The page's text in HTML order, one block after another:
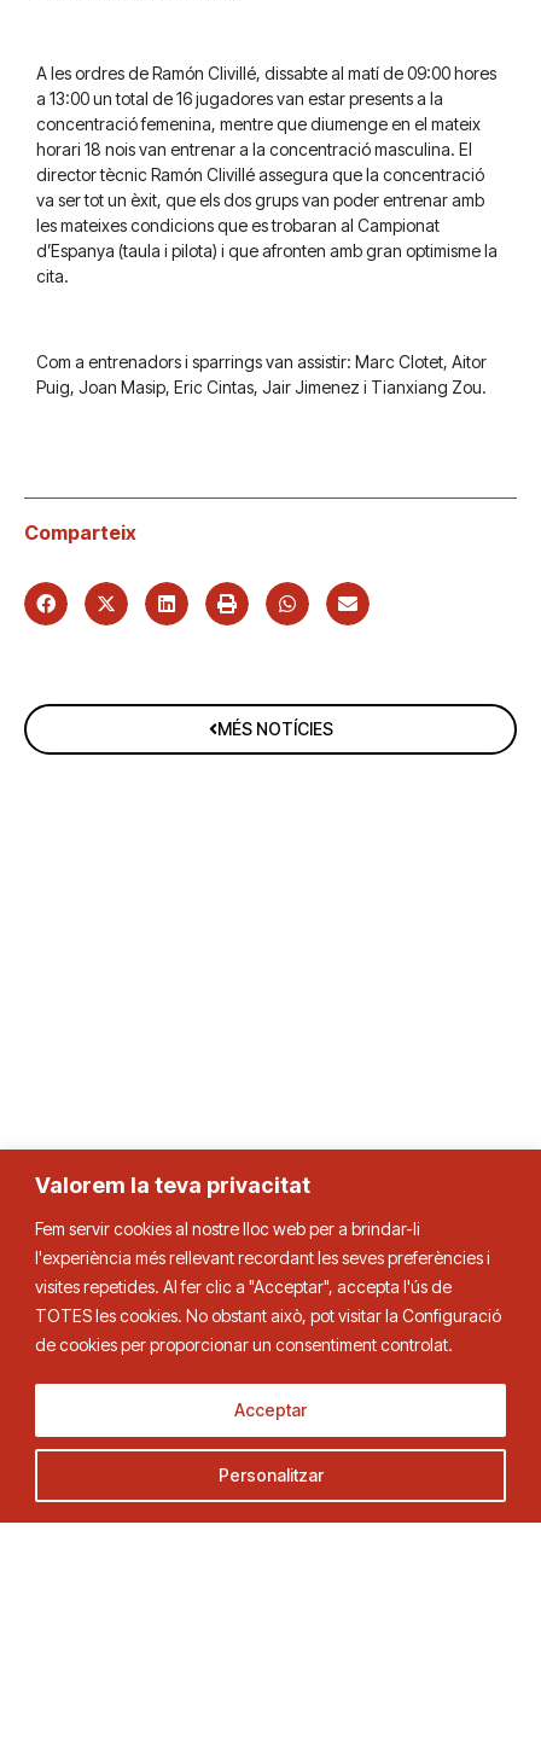
Valorem la teva privacitat
Fem servir cookies al nostre lloc web per a brindar-li
l'experiència més rellevant recordant les seves preferències i
visites repetides. Al fer clic a "Acceptar", accepta l'ús de
TOTES les cookies. No obstant això, pot visitar la Configuració
de cookies per proporcionar un consentiment controlat.
Personalitzar
Acceptar
A les ordres de Ramón Clivillé, dissabte al matí de 09:00 hores
a 13:00 un total de 16 jugadores van estar presents a la
concentració femenina, mentre que diumenge en el mateix
horari 18 nois van entrenar a la concentració masculina. El
director tècnic Ramón Clivillé assegura que la concentració
va ser tot un èxit, que els dos grups van poder entrenar amb
les mateixes condicions que es trobaran al Campionat
d’Espanya (taula i pilota) i que afronten amb gran optimisme la
cita.
Com a entrenadors i sparrings van assistir: Marc Clotet, Aitor
Puig, Joan Masip, Eric Cintas, Jair Jimenez i Tianxiang Zou.
Comparteix
MÉS NOTÍCIES
Federació Catalana de Tennis de Taula
Adreça
C. Duquessa d’Orleans, 29,
08034 Barcelona
Contacte
Tel.93 280 03 00
fctt@fctt.org